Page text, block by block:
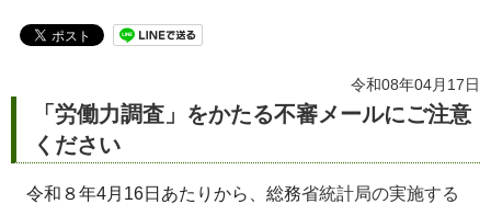
令和08年04月17日
「労働力調査」をかたる不審メールにご注意
ください
令和８年4月16日あたりから、総務省統計局の実施する